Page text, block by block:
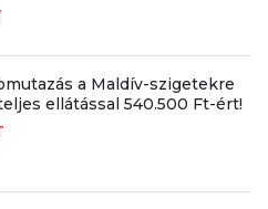
a Maldív-szigetekre
ellátással 540.500 Ft-ért!